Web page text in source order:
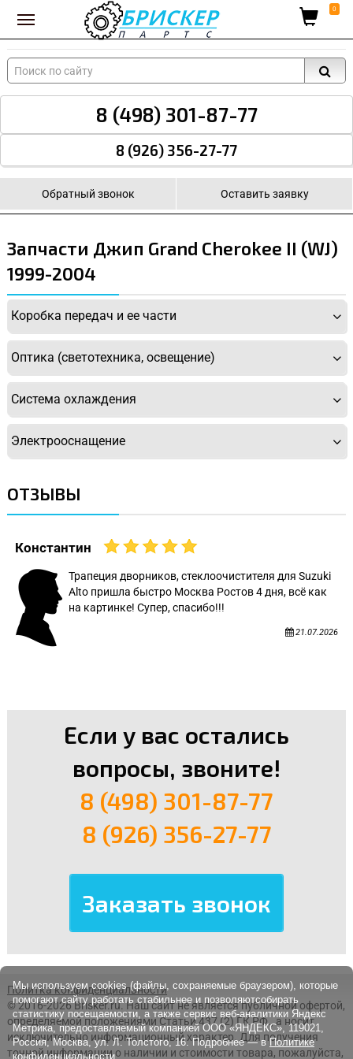
Вход для поставщиков 0
8 (498) 301-87-77
8 (926) 356-27-77
Обратный звонок Оставить заявку
Запчасти Джип Grand Cherokee II (WJ)
1999-2004
Коробка передач и ее части
Оптика (светотехника, освещение)
Система охлаждения
Электрооснащение
ОТЗЫВЫ
Константин
Трапеция дворников, стеклоочистителя для Suzuki
Alto пришла быстро Москва Ростов 4 дня, всё как
на картинке! Супер, спасибо!!!
21.07.2026
Если у вас остались
вопросы, звоните!
8 (498) 301-87-77
8 (926) 356-27-77
Политка конфиденциальности
© 2016-2026 Brisker.ru.Наш сайт не является публичной офертой,
определяемой положениями Статьи 437 (2) ГК РФ., а носит
исключительно информационный характер. Для получения
точной информации о наличии и стоимости товара, пожалуйста,
Мы используем cookies (файлы, сохраняемые браузером), которые
помогают сайту работать стабильнее и позволяютсобирать
статистику посещаемости, а также сервис веб-аналитики Яндекс
Метрика, предоставляемый компанией ООО «ЯНДЕКС», 119021,
Россия, Москва, ул. Л. Толстого, 16. Подробнее — в Политике
конфиденциальности.